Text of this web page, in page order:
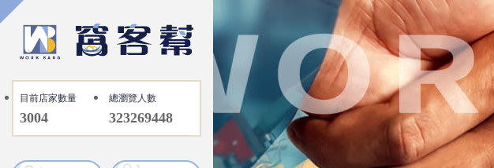
目前店家數量
3004
總瀏覽人數
323269448